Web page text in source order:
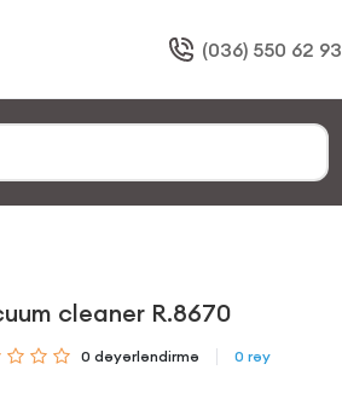
(036) 550 62 93
cleaner R.8670
0 dəyərləndirmə 0 rəy